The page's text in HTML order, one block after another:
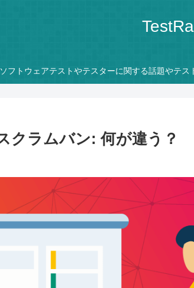
ソフトウェアテストやテスターに関する話題やテス
クラムバン: 何が違う？